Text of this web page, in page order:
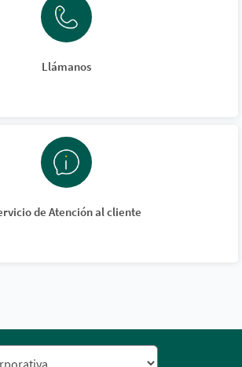
Llámanos
de Atención al cliente